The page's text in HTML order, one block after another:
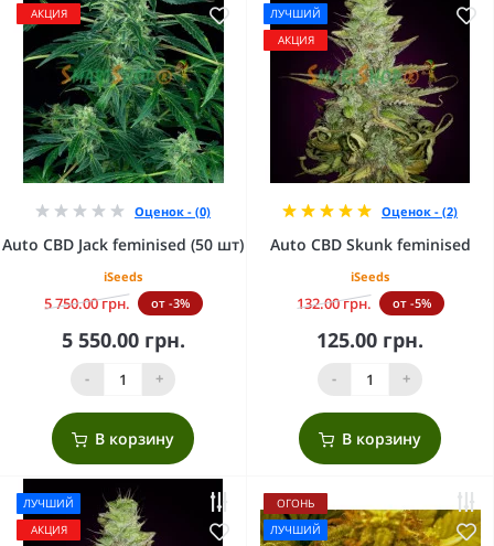
АКЦИЯ
Оценок - (0)
Auto CBD Jack feminised (50 шт)
iSeeds
5 750.00 грн. от -3%
5 550.00 грн.
- +
В корзину
ЛУЧШИЙ
АКЦИЯ
Оценок - (2)
Auto CBD Skunk feminised
iSeeds
132.00 грн. от -5%
125.00 грн.
- +
В корзину
ЛУЧШИЙ
АКЦИЯ
ОГОНЬ
ЛУЧШИЙ